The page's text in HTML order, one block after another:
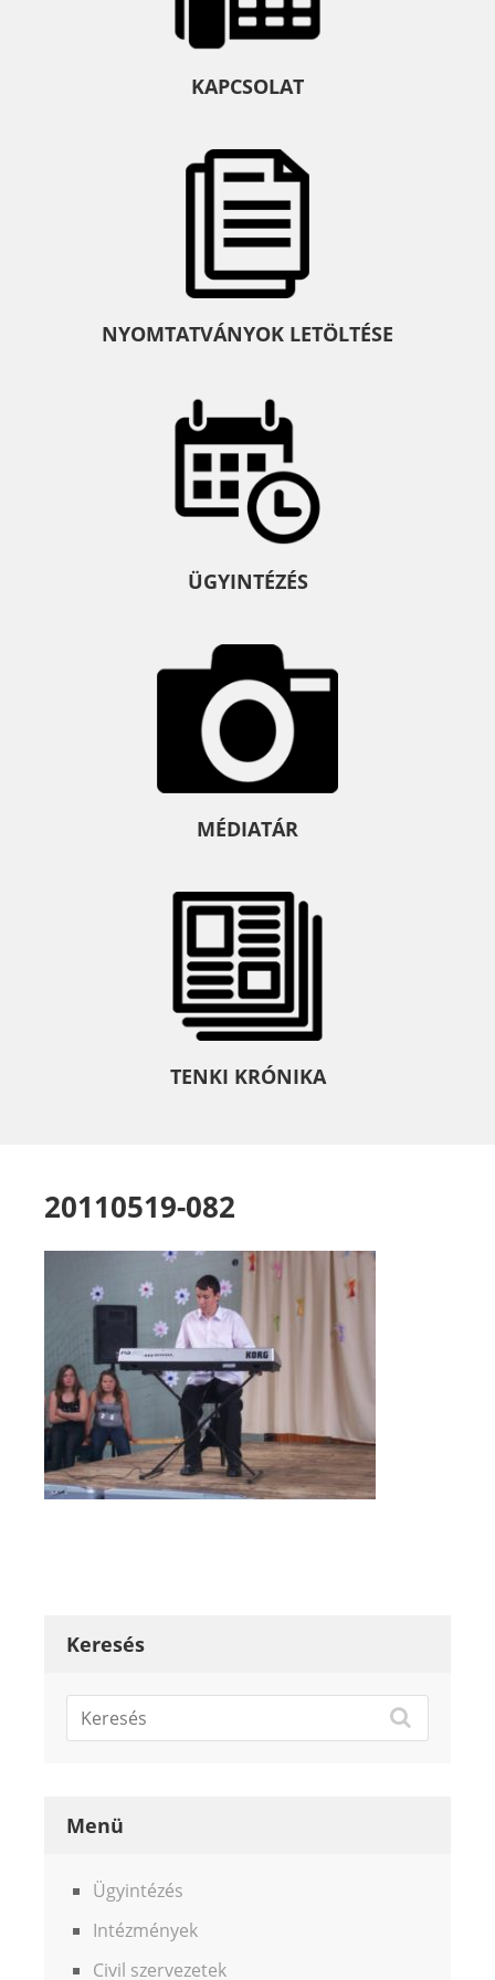
KAPCSOLAT
NYOMTATVÁNYOK LETÖLTÉSE
ÜGYINTÉZÉS
MÉDIATÁR
TENKI KRÓNIKA
20110519-082
Keresés
Menü
Ügyintézés
Intézmények
Civil szervezetek